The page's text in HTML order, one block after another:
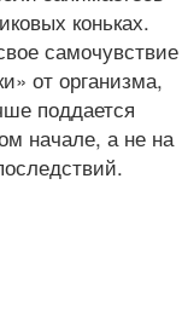
коньках.
самочувствие
от организма,
поддается
начале, а не на